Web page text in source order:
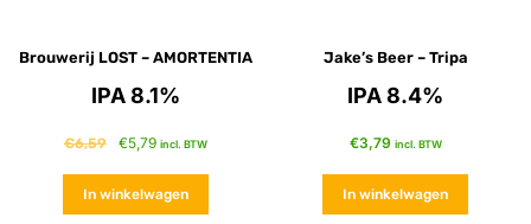
Brouwerij LOST – AMORTENTIA
IPA 8.1%
€6,59 €5,79 incl. BTW
In winkelwagen
Jake’s Beer – Tripa
IPA 8.4%
€3,79 incl. BTW
In winkelwagen